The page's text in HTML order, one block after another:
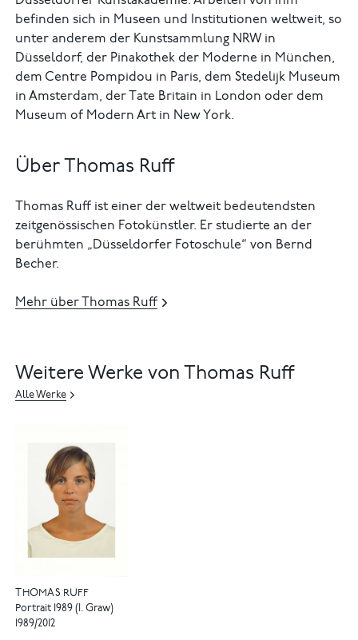
befinden sich in Museen und Institutionen weltweit, so
unter anderem der Kunstsammlung NRW in
Düsseldorf, der Pinakothek der Moderne in München,
dem Centre Pompidou in Paris, dem Stedelijk Museum
in Amsterdam, der Tate Britain in London oder dem
Museum of Modern Art in New York.
Über Thomas Ruff
Thomas Ruff ist einer der weltweit bedeutendsten
zeitgenössischen Fotokünstler. Er studierte an der
berühmten „Düsseldorfer Fotoschule“ von Bernd
Becher.
Mehr über Thomas Ruff
Weitere Werke von Thomas Ruff
Alle Werke
THOMAS RUFF
Portrait 1989 (I. Graw)
1989/2012